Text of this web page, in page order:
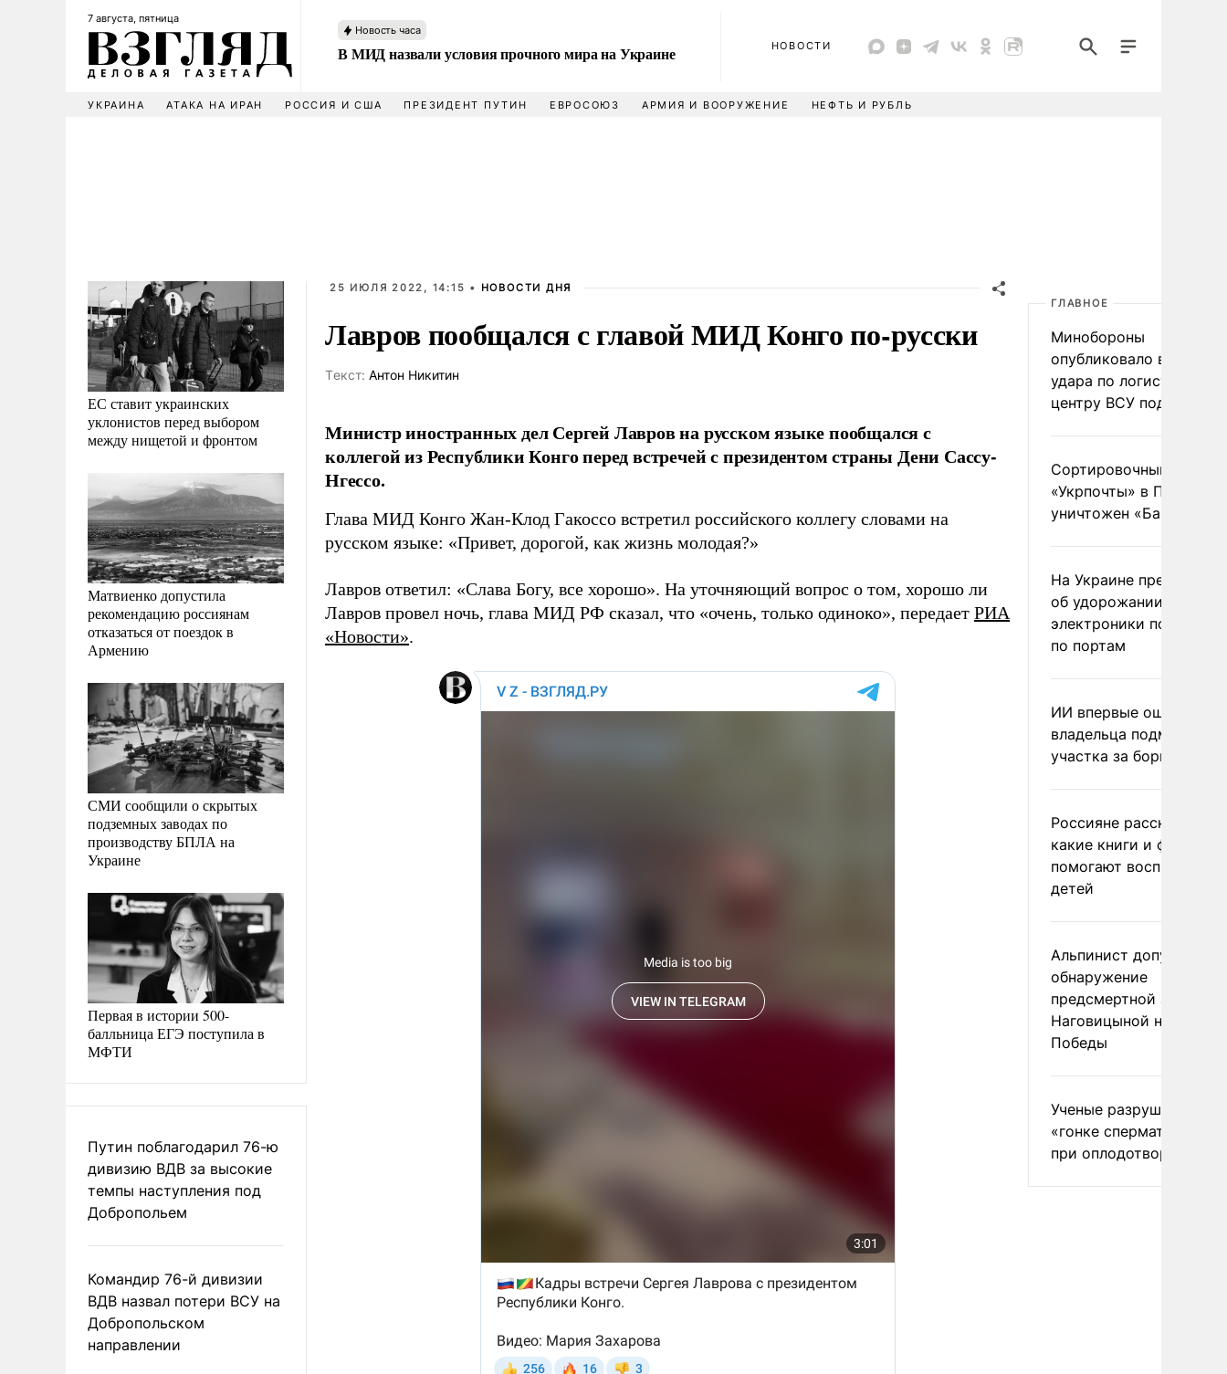
7 августа, пятница
Новость часа
В МИД назвали условия прочного мира на Украине НОВОСТИ
УКРАИНА АТАКА НА ИРАН РОССИЯ И США ПРЕЗИДЕНТ ПУТИН ЕВРОСОЮЗ АРМИЯ И ВООРУЖЕНИЕ НЕФТЬ И РУБЛЬ
ЕС ставит украинских
уклонистов перед выбором
между нищетой и фронтом
Матвиенко допустила
рекомендацию россиянам
отказаться от поездок в
Армению
СМИ сообщили о скрытых
подземных заводах по
производству БПЛА на
Украине
Первая в истории 500-
балльница ЕГЭ поступила в
МФТИ
Путин поблагодарил 76-ю
дивизию ВДВ за высокие
темпы наступления под
Добропольем
Командир 76-й дивизии
ВДВ назвал потери ВСУ на
Добропольском
направлении
25 ИЮЛЯ 2022, 14:15 • НОВОСТИ ДНЯ
Лавров пообщался с главой МИД Конго по-русски
Tекст: Антон Никитин
Министр иностранных дел Сергей Лавров на русском языке пообщался с
коллегой из Республики Конго перед встречей с президентом страны Дени Сассу-
Нгессо.
Глава МИД Конго Жан-Клод Гакоссо встретил российского коллегу словами на
русском языке: «Привет, дорогой, как жизнь молодая?»
Лавров ответил: «Слава Богу, все хорошо». На уточняющий вопрос о том, хорошо ли
Лавров провел ночь, глава МИД РФ сказал, что «очень, только одиноко», передает РИА
«Новости».
ГЛАВНОЕ
Минобороны
опубликовало видео
удара по
центру ВСУ под Киевом
Сортировочный пункт
«Укрпочты» в
уничтожен
На Украине
об удорожании
электроники после
по портам
ИИ впервые
владельца
участка за борщевик
Россияне рассказали,
какие книги и фильмы
помогают воспитывать
детей
Альпинист допустил
обнаружение
предсмертной записки
Наговицыной на пике
Победы
Ученые разрушили миф
«гонке
при оплодотворении